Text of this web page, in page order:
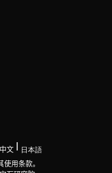
文
日本語
用条款。